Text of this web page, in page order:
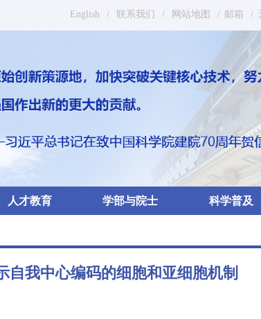
English / 联系我们 / 网站地图 / 邮箱 /
人才教育 学部与院士 科学普及
自我中心编码的细胞和亚细胞机制